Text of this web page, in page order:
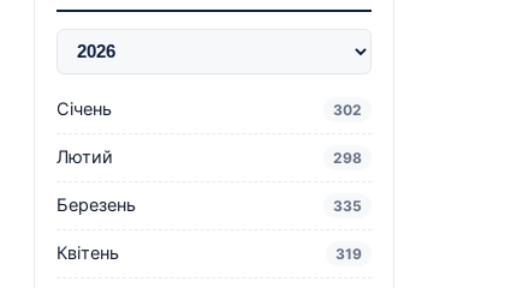
Січень 302
Лютий 298
Березень 335
Квітень 319